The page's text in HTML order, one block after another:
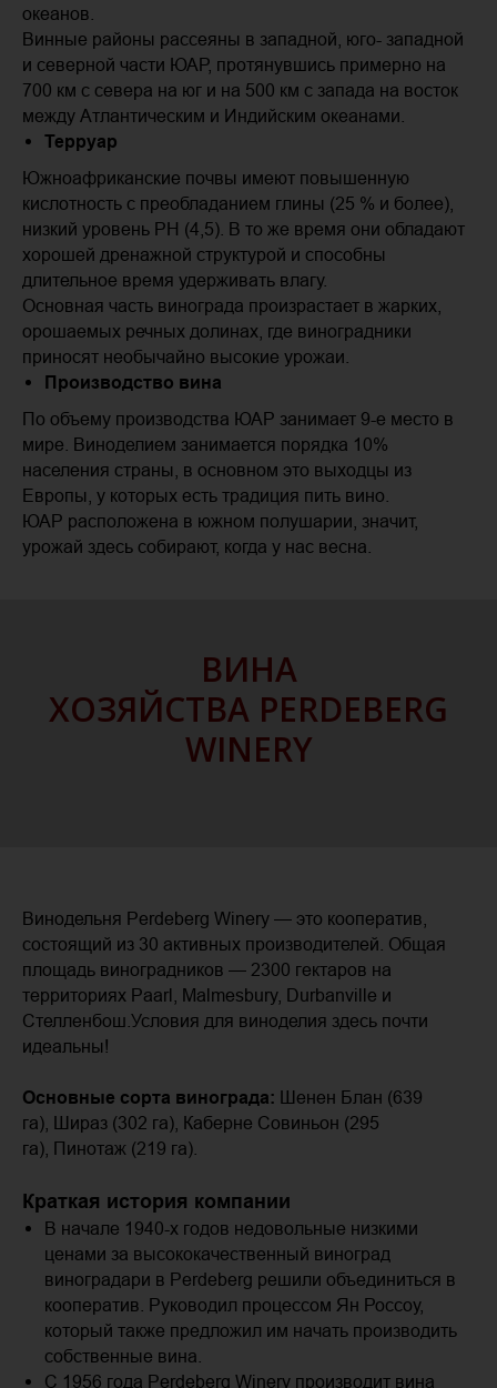
океанов.
Винные районы рассеяны в западной, юго- западной
и северной части ЮАР, протянувшись примерно на
700 км с севера на юг и на 500 км с запада на восток
между Атлантическим и Индийским океанами.
Терруар
Южноафриканские почвы имеют повышенную
кислотность с преобладанием глины (25 % и более),
низкий уровень PH (4,5). В то же время они обладают
хорошей дренажной структурой и способны
длительное время удерживать влагу.
Основная часть винограда произрастает в жарких,
орошаемых речных долинах, где виноградники
приносят необычайно высокие урожаи.
Производство вина
По объему производства ЮАР занимает 9-е место в
мире. Виноделием занимается порядка 10%
населения страны, в основном это выходцы из
Европы, у которых есть традиция пить вино.
ЮАР расположена в южном полушарии, значит,
урожай здесь собирают, когда у нас весна.
ВИНА
ХОЗЯЙСТВА PERDEBERG
WINERY
Винодельня Perdeberg Winery — это кооператив,
состоящий из 30 активных производителей. Общая
площадь виноградников — 2300 гектаров на
территориях Paarl, Malmesbury, Durbanville и
Стелленбош.Условия для виноделия здесь почти
идеальны!
Основные сорта винограда: Шенен Блан (639
га), Шираз (302 га), Каберне Совиньон (295
га), Пинотаж (219 га).
Краткая история компании
В начале 1940-х годов недовольные низкими
ценами за высококачественный виноград
виноградари в Perdeberg решили объединиться в
кооператив. Руководил процессом Ян Россоу,
который также предложил им начать производить
собственные вина.
С 1956 года Perdeberg Winery производит вина